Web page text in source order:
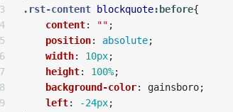
.rst-content
blockquote:before{
content: "" ;
position: absolute;
width: 10px;
height: 100%;
background-color: gainsboro;
left: -24px;